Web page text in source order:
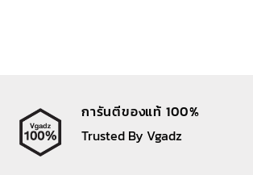
การันตีของแท้ 100%
Trusted By Vgadz